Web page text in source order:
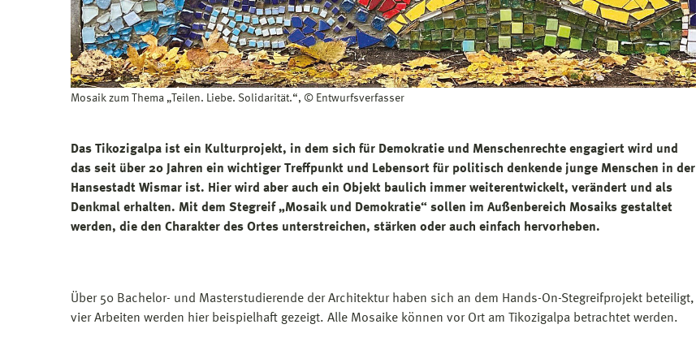
Mosaik zum Thema „Teilen. Liebe. Solidarität.“, © Entwurfsverfasser
Das Tikozigalpa ist ein Kulturprojekt, in dem sich für Demokratie und Menschenrechte engagiert wird und
das seit über 20 Jahren ein wichtiger Treffpunkt und Lebensort für politisch denkende junge Menschen in der
Hansestadt Wismar ist. Hier wird aber auch ein Objekt baulich immer weiterentwickelt, verändert und als
Denkmal erhalten. Mit dem Stegreif „Mosaik und Demokratie“ sollen im Außenbereich Mosaiks gestaltet
werden, die den Charakter des Ortes unterstreichen, stärken oder auch einfach hervorheben.
Über 50 Bachelor- und Masterstudierende der Architektur haben sich an dem Hands-On-Stegreifprojekt beteiligt,
vier Arbeiten werden hier beispielhaft gezeigt. Alle Mosaike können vor Ort am Tikozigalpa betrachtet werden.